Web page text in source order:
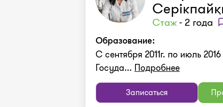
Стаж- 2 года
Образование:
С сентября 2011г. по июль
Госуда... Подробнее
Записаться